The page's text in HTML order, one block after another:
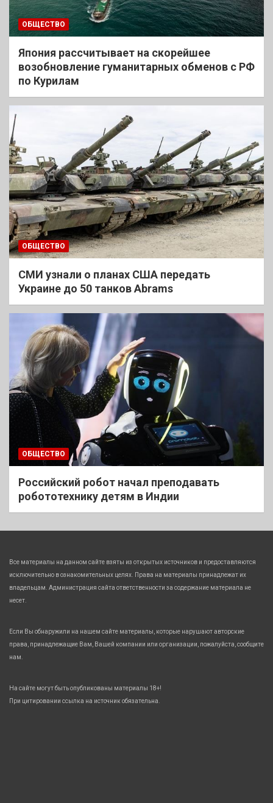
ОБЩЕСТВО
Япония рассчитывает на скорейшее
возобновление гуманитарных обменов с РФ
по Курилам
ОБЩЕСТВО
СМИ узнали о планах США передать
Украине до 50 танков Abrams
ОБЩЕСТВО
Российский робот начал преподавать
робототехнику детям в Индии
Все материалы на данном сайте взяты из открытых источников и предоставляются
исключительно в ознакомительных целях. Права на материалы принадлежат их
владельцам. Администрация сайта ответственности за содержание материала не
несет.
Если Вы обнаружили на нашем сайте материалы, которые нарушают авторские
права, принадлежащие Вам, Вашей компании или организации, пожалуйста, сообщите
нам.
На сайте могут быть опубликованы материалы 18+!
При цитировании ссылка на источник обязательна.